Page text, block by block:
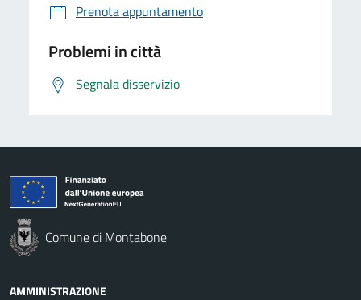
Prenota appuntamento
Problemi in città
Segnala disservizio
Comune di Montabone
AMMINISTRAZIONE